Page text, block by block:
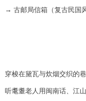
→ 古邮局信箱（复古民国
穿梭在黛瓦与炊烟交织的
听耄耋老人用闽南话、江